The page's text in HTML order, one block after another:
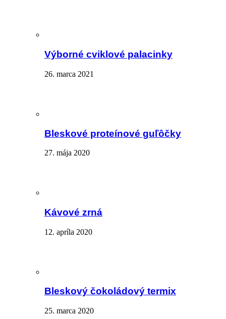
Výborné cviklové palacinky
26. marca 2021
Bleskové proteínové guľôčky
27. mája 2020
Kávové zrná
12. apríla 2020
Bleskový čokoládový termix
25. marca 2020